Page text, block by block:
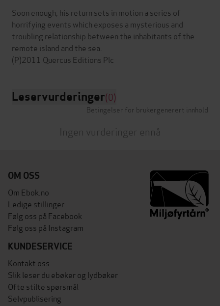
Soon enough, his return sets in motion a series of
horrifying events which exposes a mysterious and
troubling relationship between the inhabitants of the
remote island and the sea.
Leservurderinger(0)
Betingelser for brukergenerert innhold
Ingen vurderinger ennå
OM OSS
Om Ebok.no
Ledige stillinger
Følg oss på Facebook
Følg oss på Instagram
KUNDESERVICE
Kontakt oss
Slik leser du ebøker og lydbøker
Ofte stilte spørsmål
Selvpublisering